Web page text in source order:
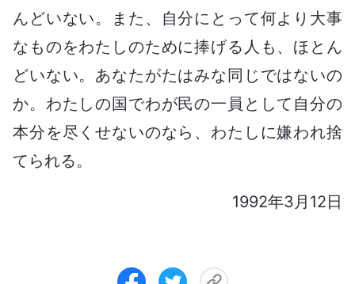
んどいない。また、自分にとって何より大事
なものをわたしのために捧げる人も、ほとん
どいない。あなたがたはみな同じではないの
か。わたしの国でわが民の一員として自分の
本分を尽くせないのなら、わたしに嫌われ捨
てられる。
1992年3月12日